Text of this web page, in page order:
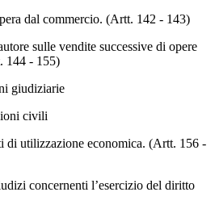
dal commercio. (Artt. 142 - 143)
sulle vendite successive di opere
144 - 155)
giudiziarie
civili
di utilizzazione economica. (Artt. 156 -
concernenti l’esercizio del diritto